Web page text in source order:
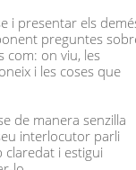
i presentar els
preguntes
com: on viu, les
i les coses que
de manera senzilla
interlocutor parli
claredat i estigui